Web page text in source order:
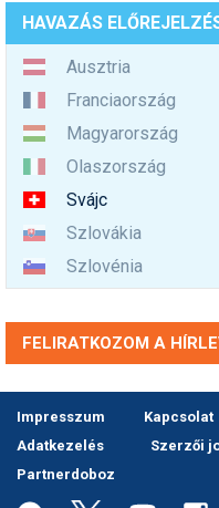
HAVAZÁS
Ausztria
Franciaország
Magyarország
Olaszország
Svájc
Szlovákia
Szlovénia
FELIRATKOZOM A
Impresszum Kapcsolat
Adatkezelés
Szerzői
Partnerdoboz